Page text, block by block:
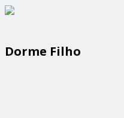
Dorme Filho